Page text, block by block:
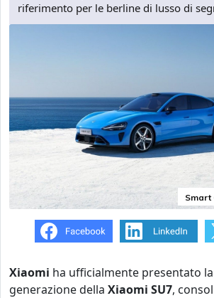
riferimento per le berline di lusso di
Smart
Xiaomi ha ufficialmente presentato
generazione della Xiaomi SU7,